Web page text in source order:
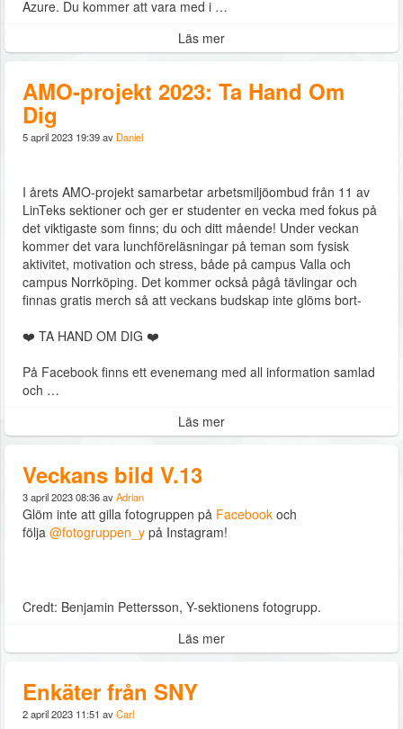
Azure. Du kommer att vara med i …
Läs mer
AMO-projekt 2023: Ta Hand Om
Dig
5 april 2023 19:39 av Daniel
I årets AMO-projekt samarbetar arbetsmiljöombud från 11 av
LinTeks sektioner och ger er studenter en vecka med fokus på
det viktigaste som finns; du och ditt mående! Under veckan
kommer det vara lunchföreläsningar på teman som fysisk
aktivitet, motivation och stress, både på campus Valla och
campus Norrköping. Det kommer också pågå tävlingar och
finnas gratis merch så att veckans budskap inte glöms bort-
❤️ TA HAND OM DIG ❤️
På Facebook finns ett evenemang med all information samlad
och …
Läs mer
Veckans bild V.13
3 april 2023 08:36 avAdrian
Glöm inte att gilla fotogruppen på Facebook och
följa @fotogruppen_y på Instagram!
Credt: Benjamin Pettersson, Y-sektionens fotogrupp.
Läs mer
Enkäter från SNY
2 april 2023 11:51 avCarl